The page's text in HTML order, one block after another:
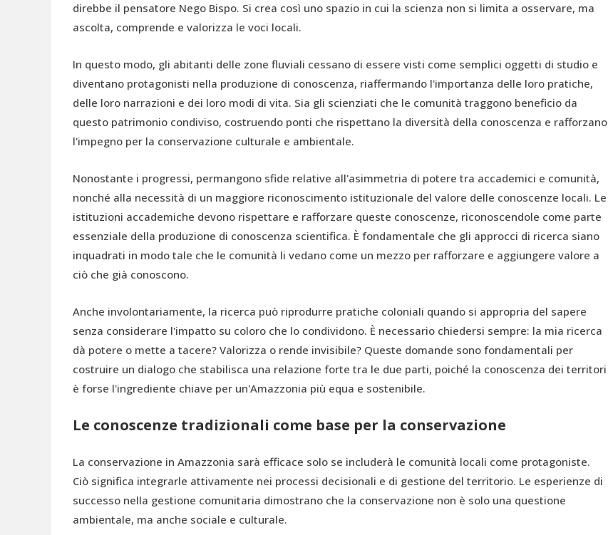
direbbe il pensatore Nego Bispo. Si crea così uno spazio in cui la scienza non si limita a osservare, ma
ascolta, comprende e valorizza le voci locali.
In questo modo, gli abitanti delle zone fluviali cessano di essere visti come semplici oggetti di studio e
diventano protagonisti nella produzione di conoscenza, riaffermando l'importanza delle loro pratiche,
delle loro narrazioni e dei loro modi di vita. Sia gli scienziati che le comunità traggono beneficio da
questo patrimonio condiviso, costruendo ponti che rispettano la diversità della conoscenza e rafforzano
l'impegno per la conservazione culturale e ambientale.
Nonostante i progressi, permangono sfide relative all'asimmetria di potere tra accademici e comunità,
nonché alla necessità di un maggiore riconoscimento istituzionale del valore delle conoscenze locali. Le
istituzioni accademiche devono rispettare e rafforzare queste conoscenze, riconoscendole come parte
essenziale della produzione di conoscenza scientifica. È fondamentale che gli approcci di ricerca siano
inquadrati in modo tale che le comunità li vedano come un mezzo per rafforzare e aggiungere valore a
ciò che già conoscono.
Anche involontariamente, la ricerca può riprodurre pratiche coloniali quando si appropria del sapere
senza considerare l'impatto su coloro che lo condividono. È necessario chiedersi sempre: la mia ricerca
dà potere o mette a tacere? Valorizza o rende invisibile? Queste domande sono fondamentali per
costruire un dialogo che stabilisca una relazione forte tra le due parti, poiché la conoscenza dei territori
è forse l'ingrediente chiave per un'Amazzonia più equa e sostenibile.
Le conoscenze tradizionali come base per la conservazione
La conservazione in Amazzonia sarà efficace solo se includerà le comunità locali come protagoniste.
Ciò significa integrarle attivamente nei processi decisionali e di gestione del territorio. Le esperienze di
successo nella gestione comunitaria dimostrano che la conservazione non è solo una questione
ambientale, ma anche sociale e culturale.